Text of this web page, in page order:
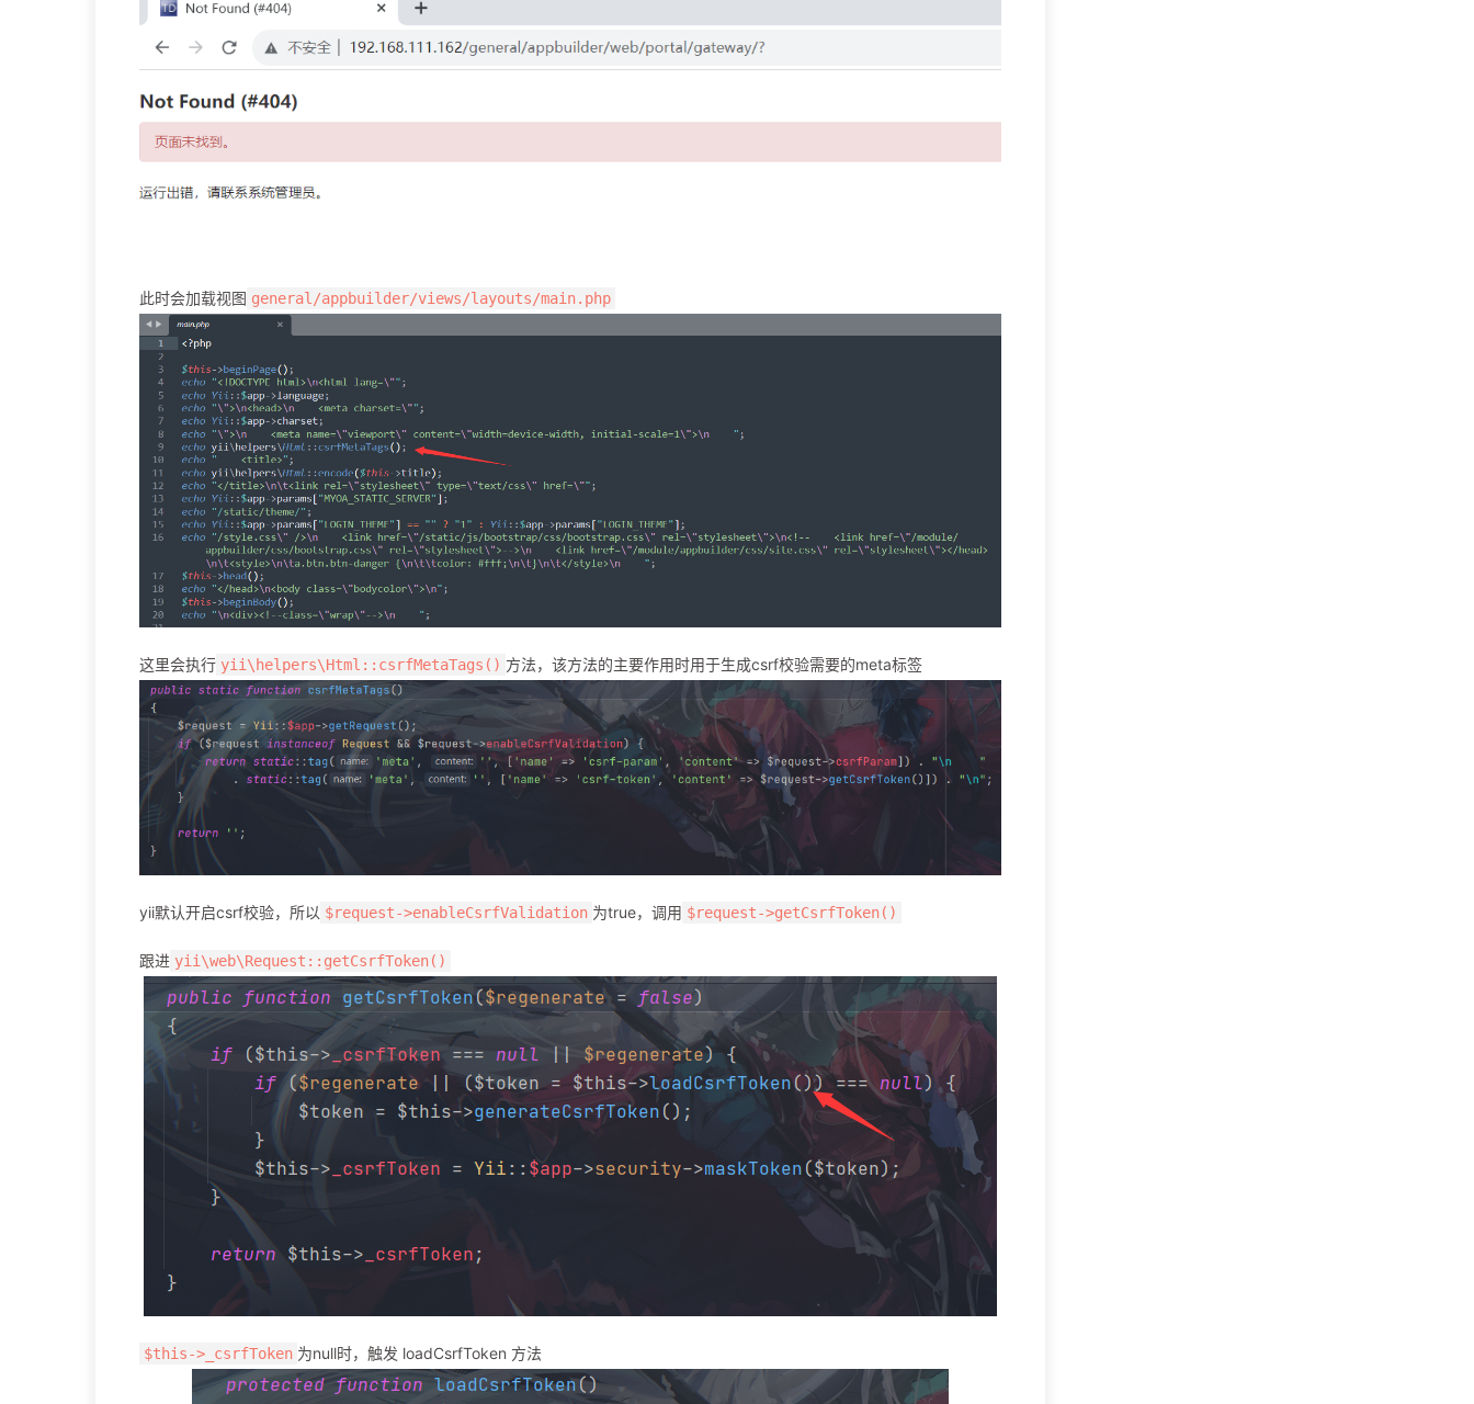
此时会加载视图 general/appbuilder/views/layouts/main.php
这里会执行 yii\helpers\Html::csrfMetaTags() 方法，该方法的主要作用时用于生成csrf校验需要的meta标签
yii默认开启csrf校验，所以 $request->enableCsrfValidation 为true，调用 $request->getCsrfToken()
跟进 yii\web\Request::getCsrfToken()
$this->_csrfToken 为null时，触发 loadCsrfToken 方法